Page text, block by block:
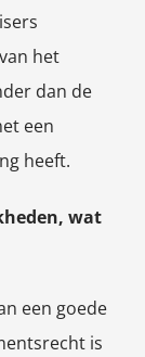
het
dan de
een
heeft.
wat
een goede
is